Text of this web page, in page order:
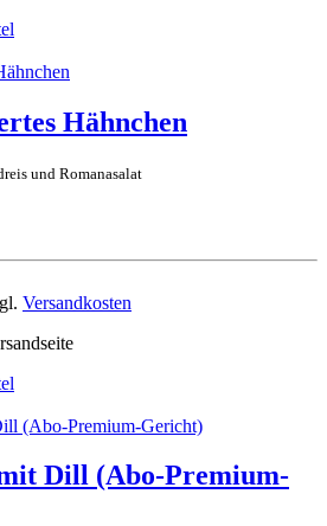
Hähnchen
und Romanasalat
Versandkosten
Dill (Abo-Premium-